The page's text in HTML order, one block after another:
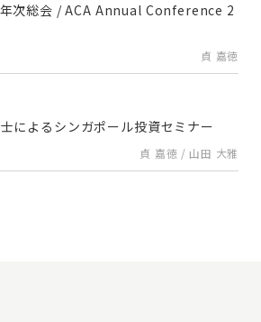
次総会 / ACA Annual Conference 2
貞 嘉徳
によるシンガポール投資セミナー
貞 嘉徳 / 山田 大雅